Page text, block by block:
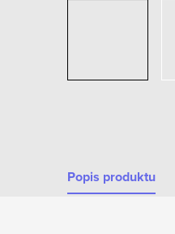
Popis produktu